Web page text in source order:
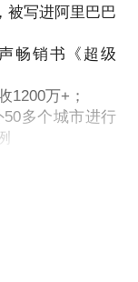
每年都会创造
顾问，产品文
怎么办？
怎么办？
怎么办？
样的？
个小而美创业
们的迷茫、困
被写进阿里巴巴
畅销书《超级
1200万+；
多个城市进行
收80万（0投